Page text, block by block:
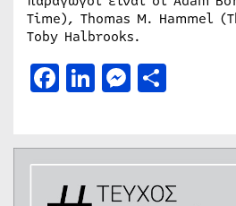
Time), Thomas M. Hammel
Toby Halbrooks.
Facebook
LinkedIn